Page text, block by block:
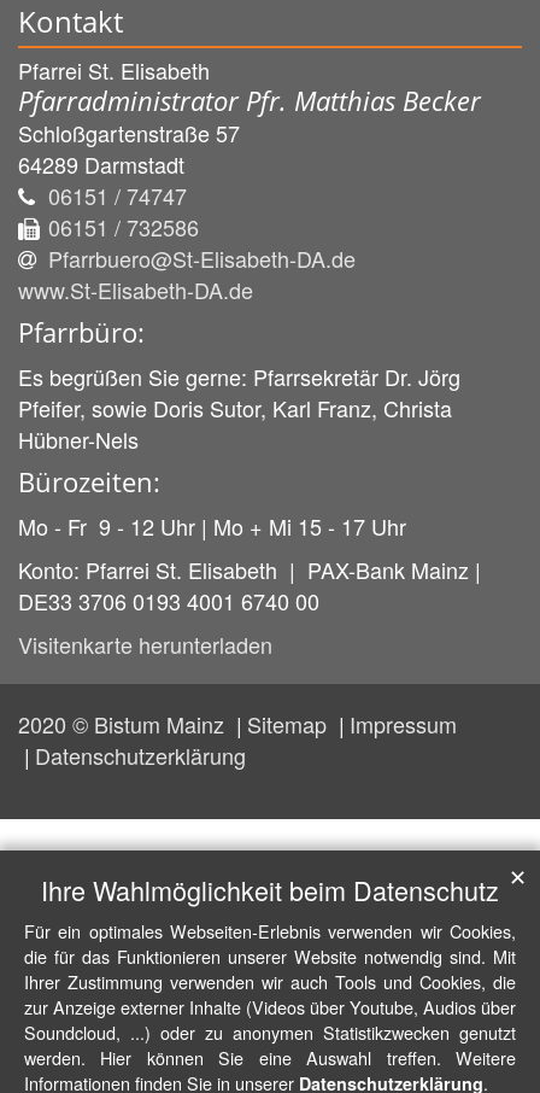
Kontakt
Pfarrei St. Elisabeth
Pfarradministrator Pfr. Matthias Becker
Schloßgartenstraße 57
64289 Darmstadt
06151 / 74747
06151 / 732586
Pfarrbuero@St-Elisabeth-DA.de
www.St-Elisabeth-DA.de
Pfarrbüro:
Es begrüßen Sie gerne: Pfarrsekretär Dr. Jörg
Pfeifer, sowie Doris Sutor, Karl Franz, Christa
Hübner-Nels
Bürozeiten:
Mo - Fr 9 - 12 Uhr | Mo + Mi 15 - 17 Uhr
Konto: Pfarrei St. Elisabeth | PAX-Bank Mainz |
DE33 3706 0193 4001 6740 00
Visitenkarte herunterladen
2020 © Bistum Mainz Sitemap
Impressum
Datenschutzerklärung
Ihre Wahlmöglichkeit beim Datenschutz
Für ein optimales Webseiten-Erlebnis verwenden wir Cookies,
die für das Funktionieren unserer Website notwendig sind. Mit
Ihrer Zustimmung verwenden wir auch Tools und Cookies, die
zur Anzeige externer Inhalte (Videos über Youtube, Audios über
Soundcloud, ...) oder zu anonymen Statistikzwecken genutzt
werden. Hier können Sie eine Auswahl treffen. Weitere
Informationen finden Sie in unserer Datenschutzerklärung.
✕